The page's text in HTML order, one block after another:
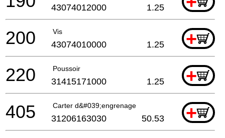
43074012000 1.25
Vis +
200 43074010000 1.25
Poussoir +
220 31415171000 1.25
Carter d&#039;engrenage +
405 31206163030 50.53